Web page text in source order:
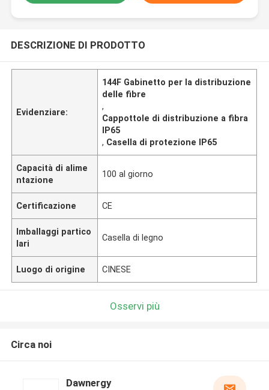
DESCRIZIONE DI PRODOTTO
Evidenziare:
144F Gabinetto per la distribuzione
delle fibre
,
Cappottole di distribuzione a fibra
IP65
, Casella di protezione IP65
Capacità di alime
ntazione
100 al giorno
Certificazione CE
Imballaggi partico
lari
Casella di legno
Luogo di origine CINESE
Osservi più
Circa noi
Dawnergy